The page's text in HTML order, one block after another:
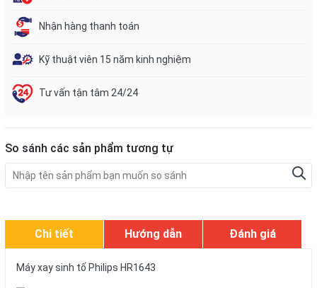
Nhận hàng thanh toán
Kỹ thuật viên 15 năm kinh nghiệm
Tư vấn tận tâm 24/24
So sánh các sản phẩm tương tự
Chi tiết Hướng dẫn Đánh giá
Máy xay sinh tố Philips HR1643